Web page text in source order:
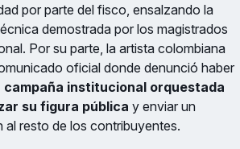
por parte del fisco, ensalzando la
demostrada por los magistrados
Por su parte, la artista colombiana
oficial donde denunció haber
campaña institucional orquestada
su figura pública y enviar un
al resto de los contribuyentes.